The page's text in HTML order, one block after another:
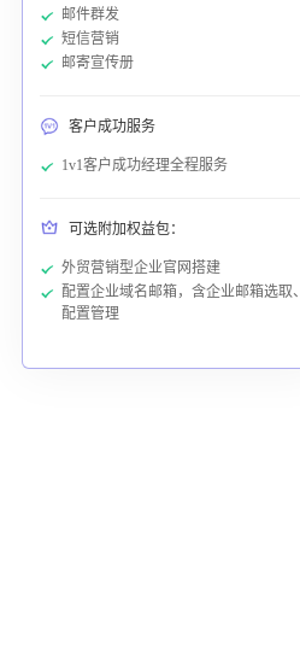
邮件群发
短信营销
邮寄宣传册
客户成功服务
1v1客户成功经理全程服务
可选附加权益包：
外贸营销型企业官网搭建
配置企业域名邮箱，含企业邮箱选取、
配置管理